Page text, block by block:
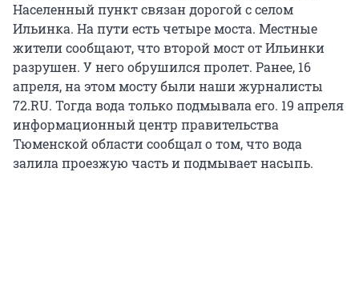
Населенный пункт связан дорогой с селом
Ильинка. На пути есть четыре моста. Местные
жители сообщают, что второй мост от Ильинки
разрушен. У него обрушился пролет. Ранее, 16
апреля, на этом мосту были наши журналисты
72.RU. Тогда вода только подмывала его. 19 апреля
информационный центр правительства
Тюменской области сообщал о том, что вода
залила проезжую часть и подмывает насыпь.